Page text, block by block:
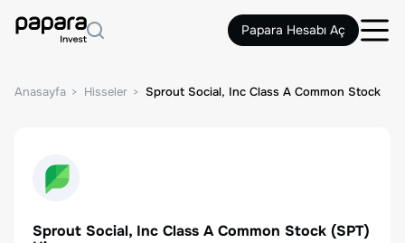
Papara Hesabı Aç
Anasayfa Hisseler Sprout Social, Inc Class A Common Stock
Sprout Social, Inc Class A Common Stock (SPT)